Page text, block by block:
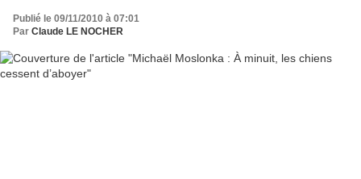
Publié le 09/11/2010 à 07:01
Par Claude LE NOCHER